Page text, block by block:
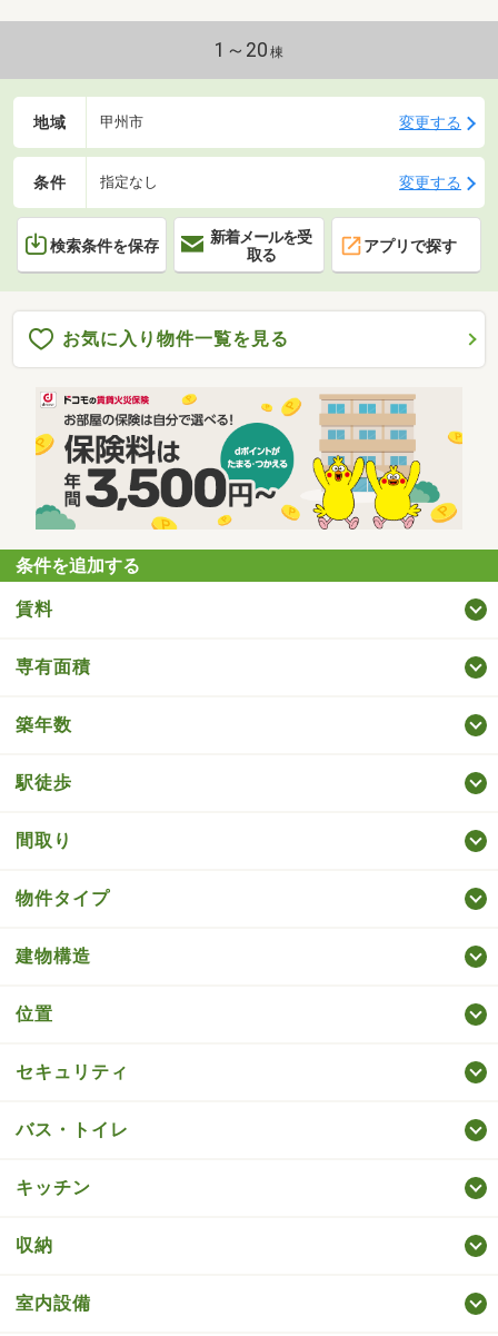
1～20 棟
地域 甲州市 変更する
条件 指定なし 変更する
検索条件を保存
新着メールを受
取る
アプリで探す
お気に入り物件一覧を見る
条件を追加する
賃料
専有面積
築年数
駅徒歩
間取り
物件タイプ
建物構造
位置
セキュリティ
バス・トイレ
キッチン
収納
室内設備